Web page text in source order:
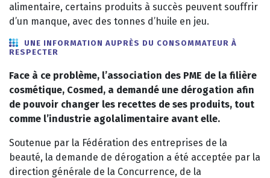
alimentaire, certains produits à succès peuvent souffrir
d’un manque, avec des tonnes d’huile en jeu.
UNE INFORMATION AUPRÈS DU CONSOMMATEUR À
RESPECTER
Face à ce problème, l’association des PME de la filière
cosmétique, Cosmed, a demandé une dérogation afin
de pouvoir changer les recettes de ses produits, tout
comme l’industrie agolalimentaire avant elle.
Soutenue par la Fédération des entreprises de la
beauté, la demande de dérogation a été acceptée par la
direction générale de la Concurrence, de la